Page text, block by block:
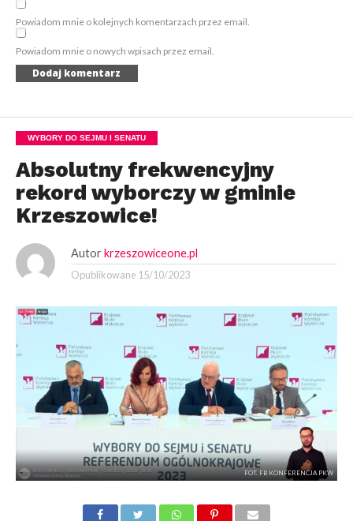
Powiadom mnie o kolejnych komentarzach przez email.
Powiadom mnie o nowych wpisach przez email.
WYBORY DO SEJMU I SENATU
Absolutny frekwencyjny
rekord wyborczy w gminie
Krzeszowice!
Autor krzeszowiceone.pl
Opublikowane 15/10/2023
FOT. FB KONFERENCJA PKW